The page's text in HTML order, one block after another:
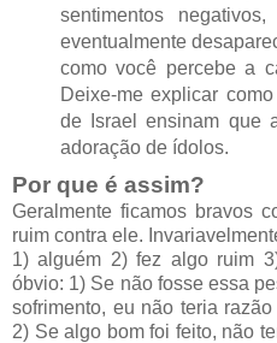
sentimentos
eventualmente
como você percebe a
Deixe-me explicar
de Israel ensinam que
adoração de ídolos.
Por que é assim?
Geralmente ficamos bravos
ruim contra ele.
1) alguém 2) fez algo ruim
óbvio: 1) Se não fosse essa
sofrimento, eu não teria
2) Se algo bom foi feito, não